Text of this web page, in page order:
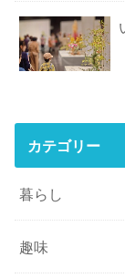
カテゴリー
暮らし
趣味